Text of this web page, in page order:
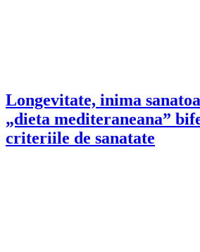
Longevitate, inima
„dieta mediteraneana”
criteriile de sanatate